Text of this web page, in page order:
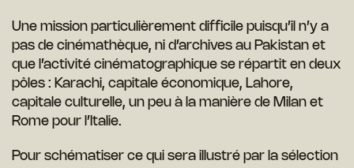
Une mission particulièrement difficile puisqu’il n’y a
pas de cinémathèque, ni d’archives au Pakistan et
que l’activité cinématographique se répartit en deux
pôles : Karachi, capitale économique, Lahore,
capitale culturelle, un peu à la manière de Milan et
Rome pour l’Italie.
Pour schématiser ce qui sera illustré par la sélection